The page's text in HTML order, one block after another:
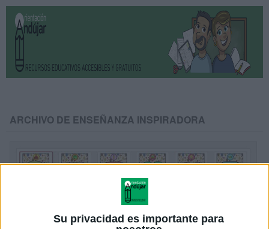
Su privacidad es importante para
ARCHIVO DE ENSEÑANZA INSPIRADORA